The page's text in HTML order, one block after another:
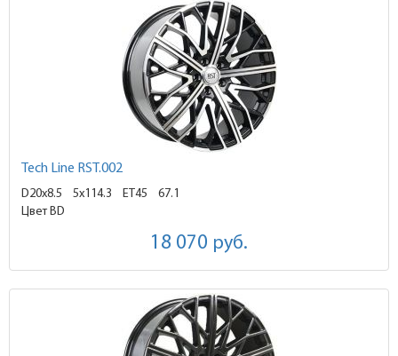
Tech Line RST.002
D20x8.5 5x114.3 ET45
67.1
Цвет BD
18 070 руб.